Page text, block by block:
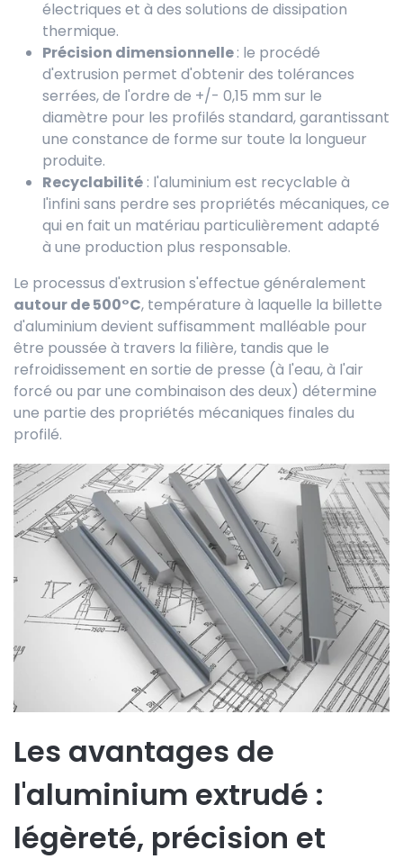
électriques et à des solutions de dissipation
thermique.
Précision dimensionnelle: le procédé
d'extrusion permet d'obtenir des tolérances
serrées, de l'ordre de +/- 0,15 mm sur le
diamètre pour les profilés standard, garantissant
une constance de forme sur toute la longueur
produite.
Recyclabilité : l'aluminium est recyclable à
l'infini sans perdre ses propriétés mécaniques, ce
qui en fait un matériau particulièrement adapté
à une production plus responsable.
Le processus d'extrusion s'effectue généralement
autour de 500°C, température à laquelle la billette
d'aluminium devient suffisamment malléable pour
être poussée à travers la filière, tandis que le
refroidissement en sortie de presse (à l'eau, à l'air
forcé ou par une combinaison des deux) détermine
une partie des propriétés mécaniques finales du
profilé.
Les avantages de
l'aluminium extrudé :
légèreté, précision et